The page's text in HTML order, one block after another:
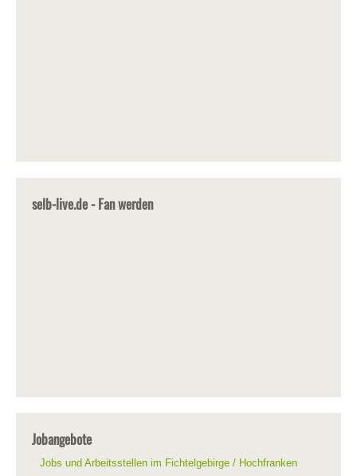
selb-live.de - Fan werden
Jobangebote
Jobs und Arbeitsstellen im Fichtelgebirge / Hochfranken